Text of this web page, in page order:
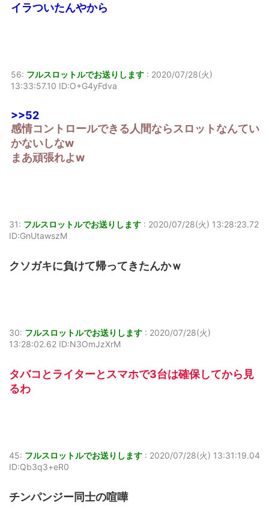
イラついたんやから
56: フルスロットルでお送りします : 2020/07/28(火)
13:33:57.10 ID:O+G4yFdva
>>52
感情コントロールできる人間ならスロットなんてい
かないしなw
まあ頑張れよw
31: フルスロットルでお送りします : 2020/07/28(火) 13:28:23.72
ID:GnUtawszM
クソガキに負けて帰ってきたんかｗ
30: フルスロットルでお送りします : 2020/07/28(火)
13:28:02.62 ID:N3OmJzXrM
タバコとライターとスマホで3台は確保してから見
るわ
45: フルスロットルでお送りします : 2020/07/28(火) 13:31:19.04
ID:Qb3q3+eR0
チンパンジー同士の喧嘩